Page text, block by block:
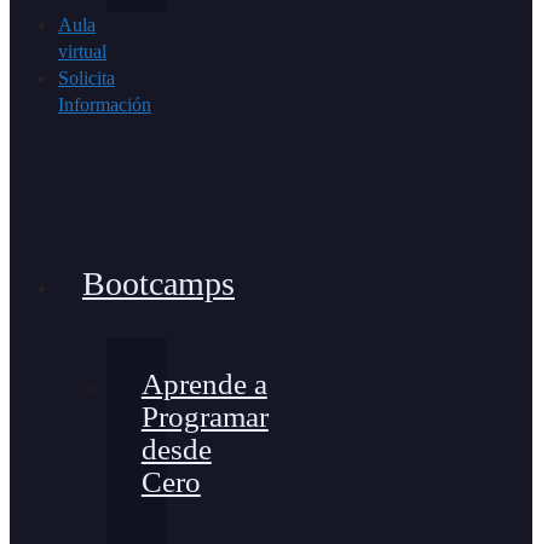
Aula
virtual
Solicita
Información
Bootcamps
Aprende a
Programar
desde
Cero